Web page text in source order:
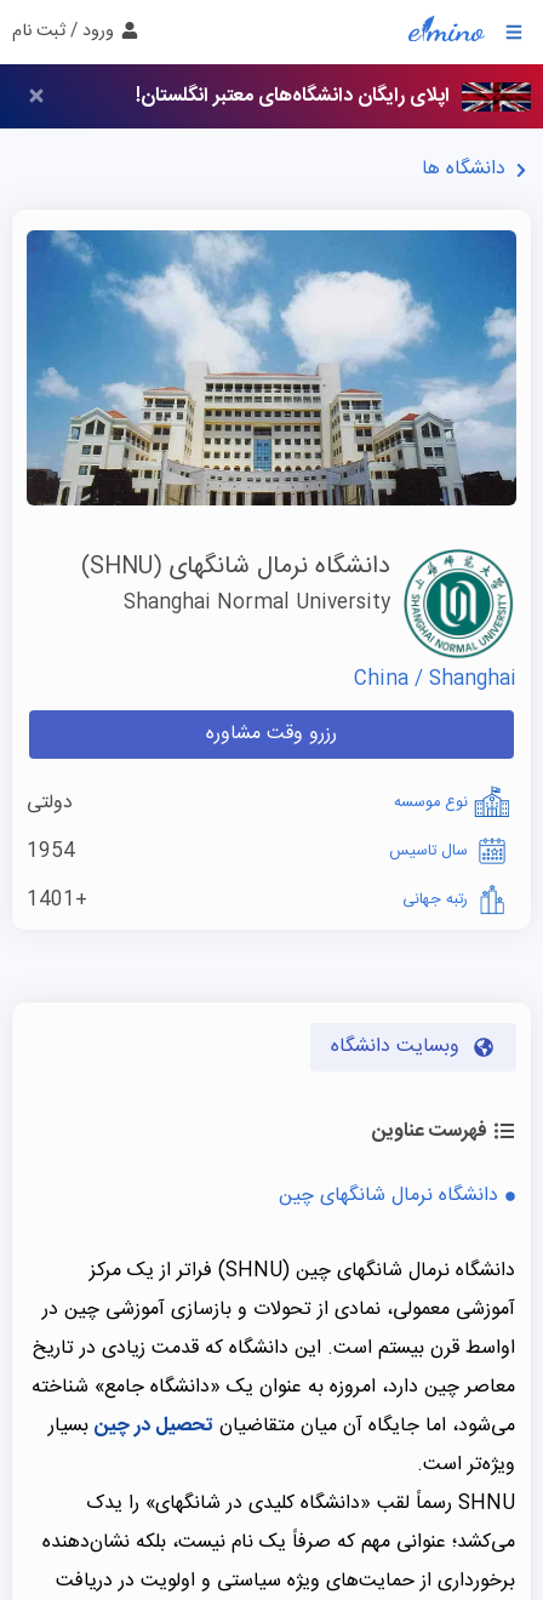
ورود / ثبت نام
اپلای رایگان دانشگاه‌های معتبر انگلستان!
دانشگاه ها
دانشگاه نرمال شانگهای (SHNU)
Shanghai Normal University
China / Shanghai
رزرو وقت مشاوره
نوع موسسه دولتی
سال تاسیس 1954
رتبه جهانی +1401
وبسایت دانشگاه
فهرست عناوین
دانشگاه نرمال شانگهای چین
دانشگاه نرمال شانگهای چین (SHNU) فراتر از یک مرکز
آموزشی معمولی، نمادی از تحولات و بازسازی آموزشی چین در
اواسط قرن بیستم است. این دانشگاه که قدمت زیادی در تاریخ
معاصر چین دارد، امروزه به عنوان یک «دانشگاه جامع» شناخته
می‌شود، اما جایگاه آن میان متقاضیان تحصیل در چینبسیار
ویژه‌تر است.
SHNU رسماً لقب «دانشگاه کلیدی در شانگهای» را یدک
می‌کشد؛ عنوانی مهم که صرفاً یک نام نیست، بلکه نشان‌دهنده
برخورداری از حمایت‌های ویژه سیاستی و اولویت در دریافت